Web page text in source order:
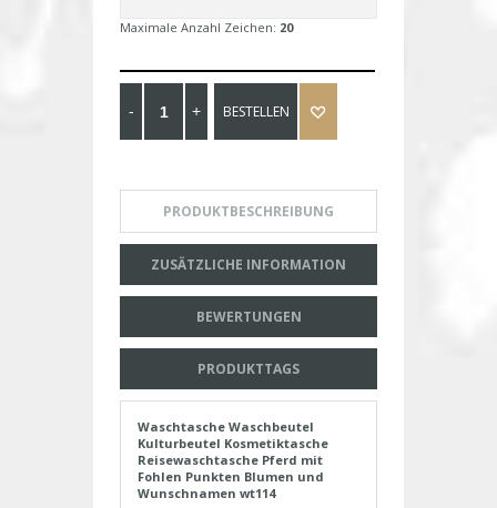
Maximale Anzahl Zeichen: 20
BESTELLEN
PRODUKTBESCHREIBUNG
ZUSÄTZLICHE INFORMATION
BEWERTUNGEN
PRODUKTTAGS
Waschtasche Waschbeutel
Kulturbeutel Kosmetiktasche
Reisewaschtasche Pferd mit
Fohlen Punkten Blumen und
Wunschnamen wt114